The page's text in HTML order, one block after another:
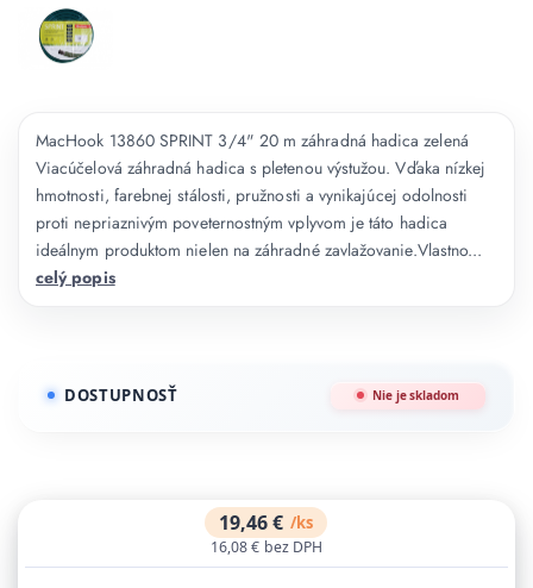
MacHook 13860 SPRINT 3/4" 20 m záhradná hadica zelená
Viacúčelová záhradná hadica s pletenou výstužou. Vďaka nízkej
hmotnosti, farebnej stálosti, pružnosti a vynikajúcej odolnosti
proti nepriaznivým poveternostným vplyvom je táto hadica
ideálnym produktom nielen na záhradné zavlažovanie.Vlastno...
celý popis
DOSTUPNOSŤ Nie je skladom
19,46 € /ks
16,08 € bez DPH